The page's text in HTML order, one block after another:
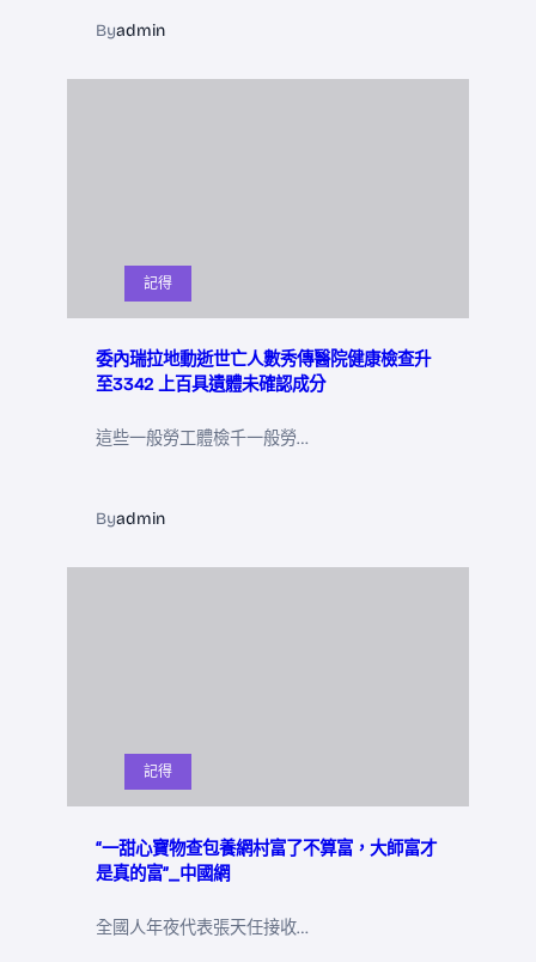
Byadmin
記得
委內瑞拉地動逝世亡人數秀傳醫院健康檢查升
至3342 上百具遺體未確認成分
這些一般勞工體檢千一般勞…
Byadmin
記得
“一甜心寶物查包養網村富了不算富，大師富才
是真的富”_中國網
全國人年夜代表張天任接收…